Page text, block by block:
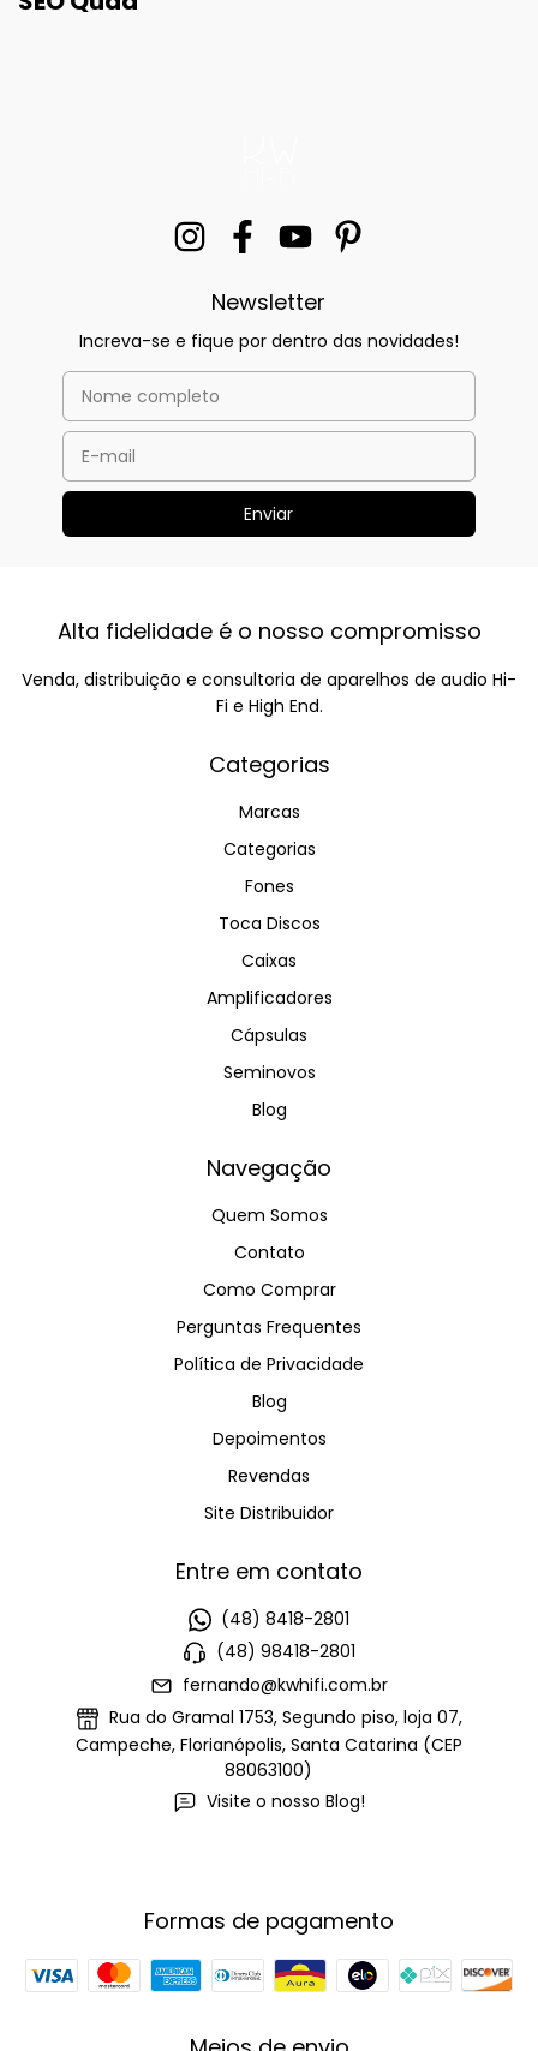
Newsletter
Increva-se e fique por dentro das novidades!
Alta fidelidade é o nosso compromisso
Venda, distribuição e consultoria de aparelhos de audio Hi-
Fi e High End.
Categorias
Marcas
Categorias
Fones
Toca Discos
Caixas
Amplificadores
Cápsulas
Seminovos
Blog
Navegação
Quem Somos
Contato
Como Comprar
Perguntas Frequentes
Política de Privacidade
Blog
Depoimentos
Revendas
Site Distribuidor
Entre em contato
(48) 8418-2801
(48) 98418-2801
fernando@kwhifi.com.br
Rua do Gramal 1753, Segundo piso, loja 07,
Campeche, Florianópolis, Santa Catarina (CEP
88063100)
Visite o nosso Blog!
Formas de pagamento